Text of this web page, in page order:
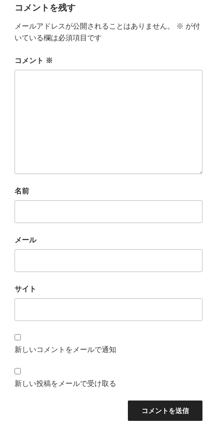
コメントを残す
メールアドレスが公開されることはありません。 ※ が付
いている欄は必須項目です
コメント ※
名前
メール
サイト
新しいコメントをメールで通知
新しい投稿をメールで受け取る